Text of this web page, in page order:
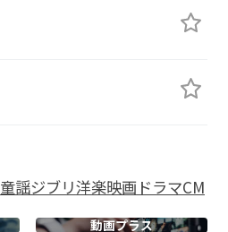
童謡ジブリ洋楽映画ドラマCM
動画プラス